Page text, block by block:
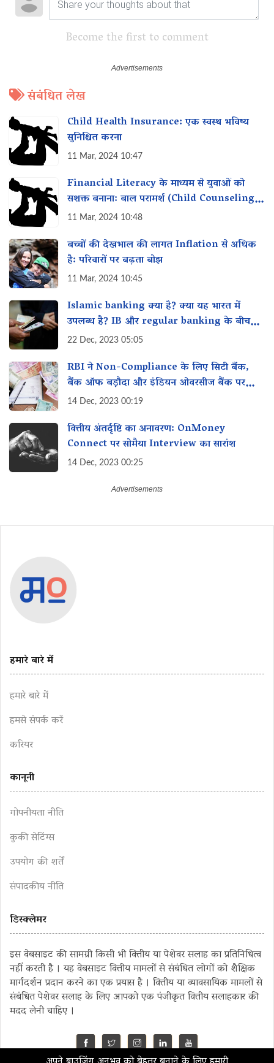
Become the first to comment
संबंधित लेख
Child Health Insurance: एक स्वस्थ भविष्य
सुनिश्चित करना
11 Mar, 2024 10:47
Financial Literacy के माध्यम से युवाओं को
सशक्त बनाना: बाल परामर्श (Child Counseling)
का महत्व
11 Mar, 2024 10:48
बच्चों की देखभाल की लागत Inflation से अधिक
है: परिवारों पर बढ़ता बोझ
11 Mar, 2024 10:45
Islamic banking क्या है? क्या यह भारत में
उपलब्ध है? IB और regular banking के बीच
क्या अंतर है?
22 Dec, 2023 05:05
RBI ने Non-Compliance के लिए सिटी बैंक,
बैंक ऑफ बड़ौदा और इंडियन ओवरसीज बैंक पर
₹10.34 करोड़ का जुर्माना लगाया!
14 Dec, 2023 00:19
वित्तीय अंतर्दृष्टि का अनावरण: OnMoney
Connect पर सोमैया Interview का सारांश
14 Dec, 2023 00:25
हमारे बारे में
हमारे बारे में
हमसे संपर्क करें
करियर
कानूनी
गोपनीयता नीति
कुकी सेटिंग्स
उपयोग की शर्तें
संपादकीय नीति
डिस्क्लेमर
इस वेबसाइट की सामग्री किसी भी वित्तीय या पेशेवर सलाह का प्रतिनिधित्व
नहीं करती है । यह वेबसाइट वित्तीय मामलों से संबंधित लोगों को शैक्षिक
मार्गदर्शन प्रदान करने का एक प्रयास है । वित्तीय या व्यावसायिक मामलों से
संबंधित पेशेवर सलाह के लिए आपको एक पंजीकृत वित्तीय सलाहकार की
मदद लेनी चाहिए ।